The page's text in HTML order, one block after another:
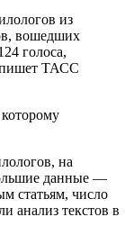
из
вошедших
голоса,
пишет ТАСС
на
данные —
статьям, число
анализ текстов в